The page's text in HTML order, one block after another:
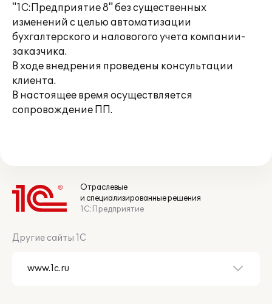
"1С:Предприятие 8" без существенных
изменений с целью автоматизации
бухгалтерского и наловогого учета компании-
заказчика.
В ходе внедрения проведены консультации
клиента.
В настоящее время осуществляется
сопровождение ПП.
Отраслевые
и специализированные решения
1С:Предприятие
Другие сайты 1С